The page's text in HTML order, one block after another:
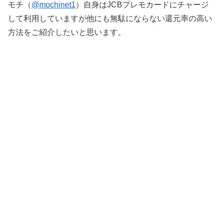
モチ（@mochinet1）自身はJCBプレモカードにチャージ
して利用していますが他にも無駄にならない還元率の高い
方法をご紹介したいと思います。